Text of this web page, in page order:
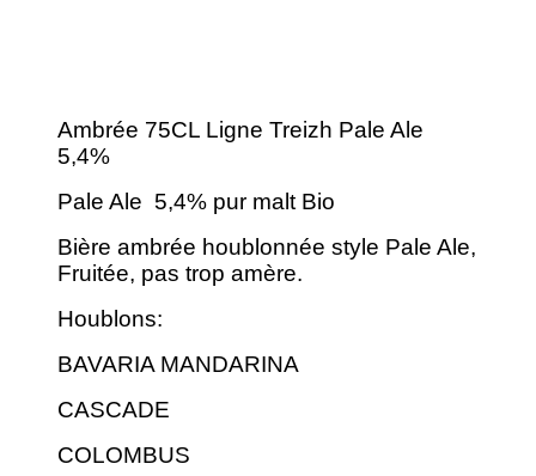
Ambrée 75CL Ligne Treizh Pale Ale
5,4%
Pale Ale 5,4% pur malt Bio
Bière ambrée houblonnée style Pale Ale,
Fruitée, pas trop amère.
Houblons:
BAVARIA MANDARINA
CASCADE
COLOMBUS